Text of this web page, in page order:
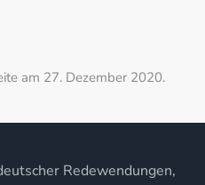
am 27. Dezember 2020.
Redewendungen,